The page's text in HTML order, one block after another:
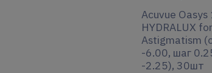
Acuvue
HYDRALUX for
Astigmatism
-6.00, шаг
-2.25), 30шт